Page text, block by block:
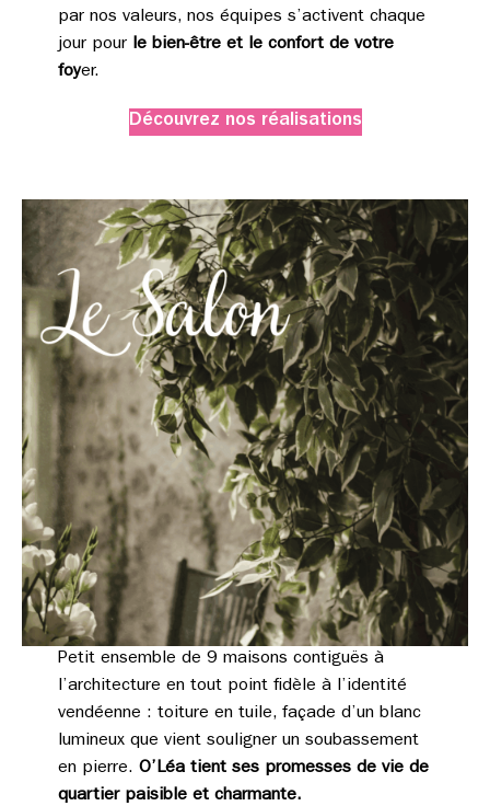
par nos valeurs, nos équipes s’activent chaque
jour pour le bien-être et le confort de votre
foyer.
Découvrez nos réalisations
Petit ensemble de 9 maisons contiguës à
l’architecture en tout point fidèle à l’identité
vendéenne : toiture en tuile, façade d’un blanc
lumineux que vient souligner un soubassement
en pierre. O’Léa tient ses promesses de vie de
quartier paisible et charmante.